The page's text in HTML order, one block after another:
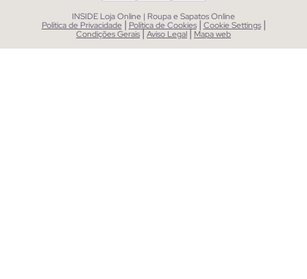
INSIDE Loja Online | Roupa e Sapatos Online
Política de Privacidade | Política de Cookies | Cookie Settings |
Condições Gerais|Aviso Legal| Mapa web